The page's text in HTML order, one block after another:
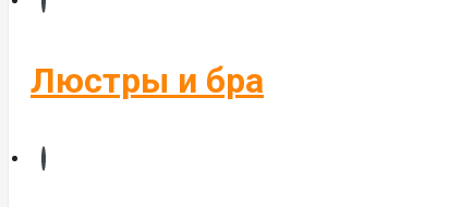
Управление светом
Люстры и бра